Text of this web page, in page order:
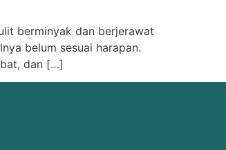
berminyak dan berjerawat
belum sesuai harapan.
dan […]